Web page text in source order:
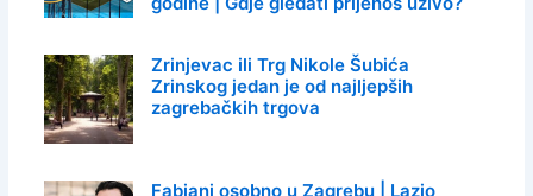
Zrinjevac ili Trg Nikole Šubića
Zrinskog jedan je od najljepših
zagrebačkih trgova
Fabiani osobno u Zagrebu | Lazio